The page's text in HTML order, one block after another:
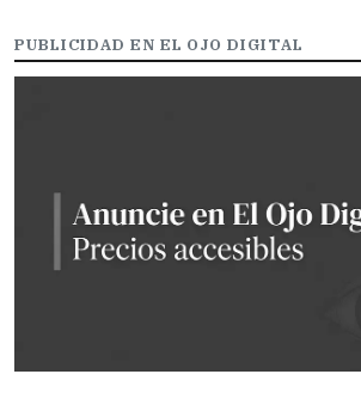
PUBLICIDAD EN EL OJO DIGITAL